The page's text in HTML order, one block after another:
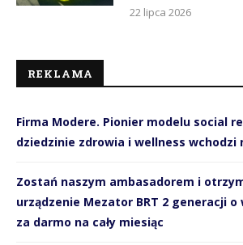
22 lipca 2026
REKLAMA
Firma Modere. Pionier modelu social
dziedzinie zdrowia i wellness wchodzi
Zostań naszym ambasadorem i
urządzenie Mezator BRT 2 generacji o
za darmo na cały miesiąc